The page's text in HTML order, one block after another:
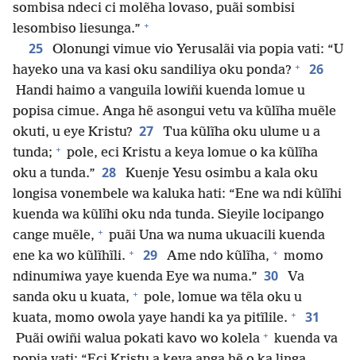
sombisa ndeci ci molẽha lovaso, puãi sombisi
lesombiso liesunga.” +
25
Olonungi vimue vio Yerusalãi via popia vati: “U
hayeko una va kasi oku sandiliya oku ponda? + 26
Handi haimo a vanguila lowiñi kuenda lomue u
popisa cimue. Anga hẽ asongui vetu va kũlĩha muẽle
okuti, u eye Kristu? 27
Tua kũlĩha oku ulume u a
tunda; + pole, eci Kristu a keya lomue o ka kũlĩha
oku a tunda.” 28
Kuenje Yesu osimbu a kala oku
longisa vonembele wa kaluka hati: “Ene wa ndi kũlĩhi
kuenda wa kũlĩhi oku nda tunda. Sieyile locipango
cange muẽle, + puãi Una wa numa ukuacili kuenda
ene ka wo kũlĩhĩli. + 29 Ame ndo kũlĩha, + momo
ndinumiwa yaye kuenda Eye wa numa.” 30
Va
sanda oku u kuata, + pole, lomue wa tẽla oku u
kuata, momo owola yaye handi ka ya pitĩlile. + 31
Puãi owiñi walua pokati kavo wo kolela + kuenda va